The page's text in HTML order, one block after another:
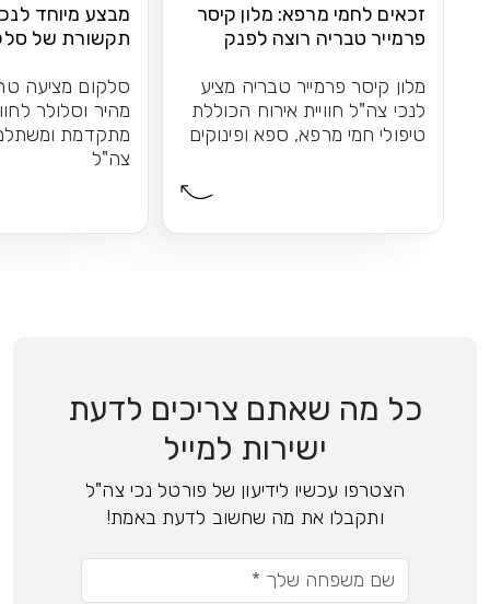
זכאים לחמי מרפא: מלון קיסר
פרמייר טבריה רוצה לפנק
מלון קיסר פרמייר טבריה מציע
לנכי צה"ל חוויית אירוח הכוללת
טיפולי חמי מרפא, ספא ופינוקים
מבצע מיוחד
תקשורת של
סלקום מציעה
מהיר וסלולר
מתקדמת
צה"ל
כל מה שאתם צריכים לדעת
ישירות למייל
הצטרפו עכשיו לידיעון של פורטל נכי צה"ל
ותקבלו את מה שחשוב לדעת באמת!